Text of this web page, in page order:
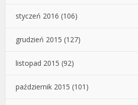
styczeń 2016 (106)
grudzień 2015 (127)
listopad 2015 (92)
październik 2015 (101)